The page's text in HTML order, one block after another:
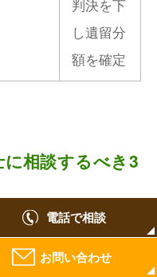
判決を下
し遺留分
額を確定
相談するべき3
は、民法などの専門
でなく、親族間の感
電話で相談
お問い合わせ